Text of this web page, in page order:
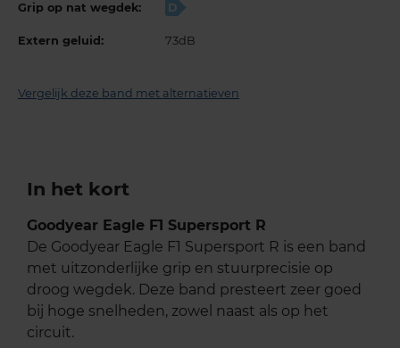
Grip op nat wegdek: D
Extern geluid: 73dB
Vergelijk deze band met alternatieven
In het kort
Goodyear Eagle F1 Supersport R
De Goodyear Eagle F1 Supersport R is een band
met uitzonderlijke grip en stuurprecisie op
droog wegdek. Deze band presteert zeer goed
bij hoge snelheden, zowel naast als op het
circuit.